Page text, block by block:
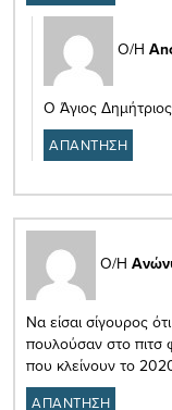
Ο/Η
Ο Άγιος Δημήτριος
ΑΠΑΝΤΗΣΗ
Ο/Η
Να είσαι σίγουρος
πουλούσαν στο πιτσ
που κλείνουν το
ΑΠΑΝΤΗΣΗ